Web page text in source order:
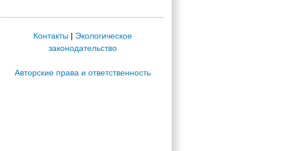
Контакты| Экологическое
законодательство
Авторские права и ответственность